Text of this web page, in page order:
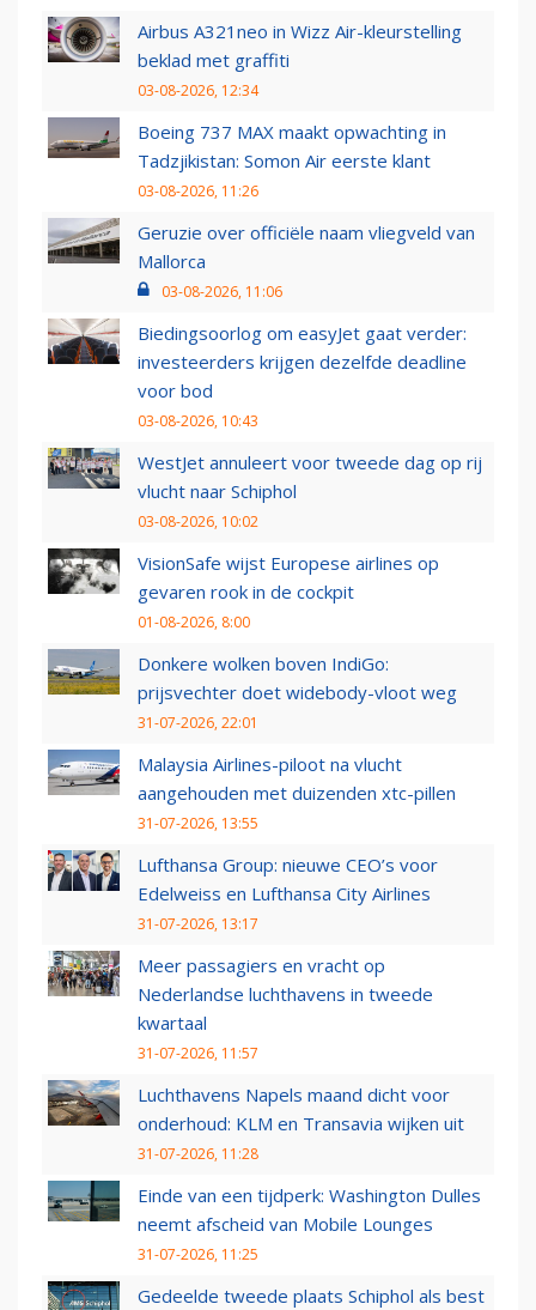
Airbus A321neo in Wizz Air-kleurstelling
beklad met graffiti
03-08-2026, 12:34
Boeing 737 MAX maakt opwachting in
Tadzjikistan: Somon Air eerste klant
03-08-2026, 11:26
Geruzie over officiële naam vliegveld van
Mallorca
03-08-2026, 11:06
Biedingsoorlog om easyJet gaat verder:
investeerders krijgen dezelfde deadline
voor bod
03-08-2026, 10:43
WestJet annuleert voor tweede dag op rij
vlucht naar Schiphol
03-08-2026, 10:02
VisionSafe wijst Europese airlines op
gevaren rook in de cockpit
01-08-2026, 8:00
Donkere wolken boven IndiGo:
prijsvechter doet widebody-vloot weg
31-07-2026, 22:01
Malaysia Airlines-piloot na vlucht
aangehouden met duizenden xtc-pillen
31-07-2026, 13:55
Lufthansa Group: nieuwe CEO’s voor
Edelweiss en Lufthansa City Airlines
31-07-2026, 13:17
Meer passagiers en vracht op
Nederlandse luchthavens in tweede
kwartaal
31-07-2026, 11:57
Luchthavens Napels maand dicht voor
onderhoud: KLM en Transavia wijken uit
31-07-2026, 11:28
Einde van een tijdperk: Washington Dulles
neemt afscheid van Mobile Lounges
31-07-2026, 11:25
Gedeelde tweede plaats Schiphol als best